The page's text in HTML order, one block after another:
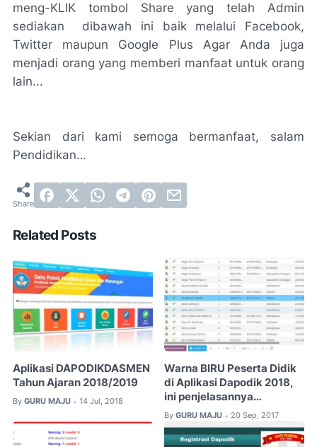
meng-KLIK tombol Share yang telah Admin
sediakan dibawah ini baik melalui Facebook,
Twitter maupun Google Plus Agar Anda juga
menjadi orang yang memberi manfaat untuk orang
lain...
Sekian dari kami semoga bermanfaat, salam
Pendidikan…
Related Posts
Aplikasi DAPODIKDASMEN
Tahun Ajaran 2018/2019
By GURU MAJU • 14 Jul, 2018
Warna BIRU Peserta Didik
di Aplikasi Dapodik 2018,
ini penjelasannya…
By GURU MAJU • 20 Sep, 2017